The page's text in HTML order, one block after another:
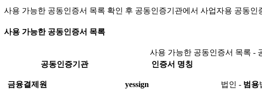
사용 가능한 공동인증서 목록 확인 후 공동인증기관에서 사업자용 공동인
사용 가능한 공동인증서 목록
사용 가능한 공동인증서 목록 -
공동인증기관
인증서 명칭
금융결제원 yessign 법인 - 범용